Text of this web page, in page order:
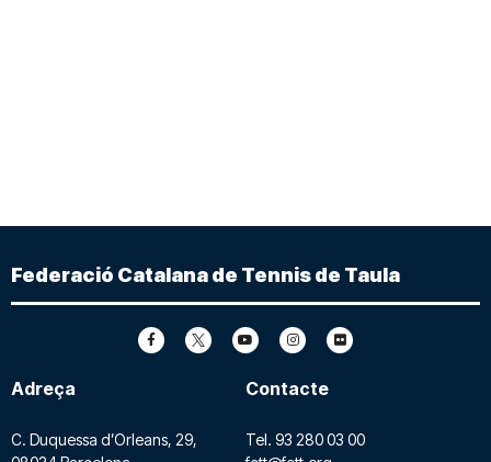
Federació Catalana de Tennis de Taula
Adreça
C. Duquessa d’Orleans, 29,
Contacte
Tel. 93 280 03 00